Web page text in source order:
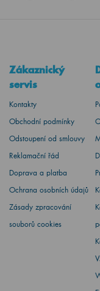
Zákaznický
servis
Kontakty
Obchodní podmínky
Odstoupení od smlouvy
Reklamační řád
Doprava a platba
Ochrana osobních údajů
Zásady zpracování
souborů cookies